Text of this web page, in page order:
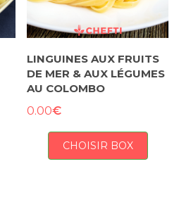
LINGUINES AUX FRUITS
DE MER & AUX LÉGUMES
AU COLOMBO
0.00€
CHOISIR BOX